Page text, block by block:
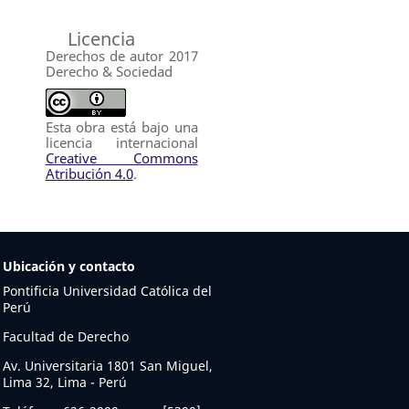
Licencia
Derechos de autor 2017
Derecho & Sociedad
Esta obra está bajo una
licencia internacional
Creative Commons
Atribución 4.0.
Ubicación y contacto
Pontificia Universidad Católica del
Perú
Facultad de Derecho
Av. Universitaria 1801 San Miguel,
Lima 32, Lima - Perú